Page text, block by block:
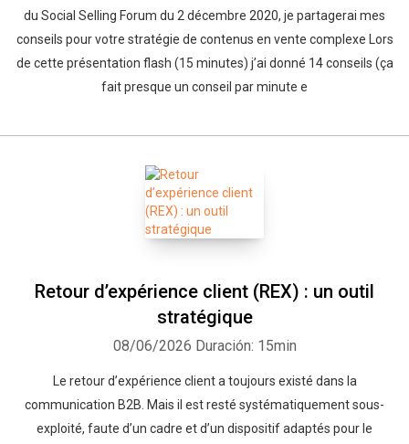
du Social Selling Forum du 2 décembre 2020, je partagerai mes
conseils pour votre stratégie de contenus en vente complexe Lors
de cette présentation flash (15 minutes) j’ai donné 14 conseils (ça
fait presque un conseil par minute e
Retour d’expérience client (REX) : un outil
stratégique
08/06/2026 Duración: 15min
Le retour d’expérience client a toujours existé dans la
communication B2B. Mais il est resté systématiquement sous-
exploité, faute d’un cadre et d’un dispositif adaptés pour le